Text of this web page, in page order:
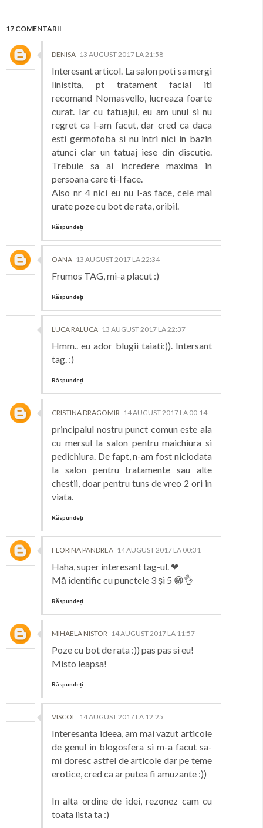
17 COMENTARII
DENISA 13 AUGUST 2017 LA 21:58
Interesant articol. La salon poti sa mergi
linistita, pt tratament facial iti
recomand Nomasvello, lucreaza foarte
curat. Iar cu tatuajul, eu am unul si nu
regret ca l-am facut, dar cred ca daca
esti germofoba si nu intri nici in bazin
atunci clar un tatuaj iese din discutie.
Trebuie sa ai incredere maxima in
persoana care ti-l face.
Also nr 4 nici eu nu l-as face, cele mai
urate poze cu bot de rata, oribil.
Răspundeți
OANA 13 AUGUST 2017 LA 22:34
Frumos TAG, mi-a placut :)
Răspundeți
LUCA RALUCA 13 AUGUST 2017 LA 22:37
Hmm.. eu ador blugii taiati:)). Intersant
tag. :)
Răspundeți
CRISTINA DRAGOMIR 14 AUGUST 2017 LA 00:14
principalul nostru punct comun este ala
cu mersul la salon pentru maichiura si
pedichiura. De fapt, n-am fost niciodata
la salon pentru tratamente sau alte
chestii, doar pentru tuns de vreo 2 ori in
viata.
Răspundeți
FLORINA PANDREA 14 AUGUST 2017 LA 00:31
Haha, super interesant tag-ul. ❤
Mă identific cu punctele 3 și 5 😁👌
Răspundeți
MIHAELA NISTOR 14 AUGUST 2017 LA 11:57
Poze cu bot de rata :)) pas pas si eu!
Misto leapsa!
Răspundeți
VISCOL 14 AUGUST 2017 LA 12:25
Interesanta ideea, am mai vazut articole
de genul in blogosfera si m-a facut sa-
mi doresc astfel de articole dar pe teme
erotice, cred ca ar putea fi amuzante :))
In alta ordine de idei, rezonez cam cu
toata lista ta :)